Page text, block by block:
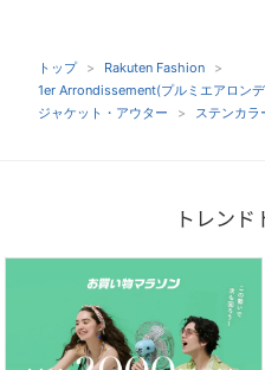
トップ
Rakuten Fashion
1er Arrondissement(プルミエアロン
ジャケット・アウター
ステンカラ
トレンド